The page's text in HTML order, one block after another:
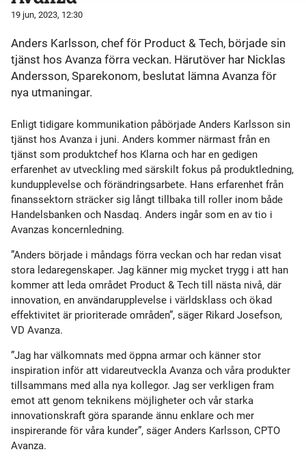
19 jun, 2023, 12:30
Anders Karlsson, chef för Product & Tech, började sin
tjänst hos Avanza förra veckan. Härutöver har Nicklas
Andersson, Sparekonom, beslutat lämna Avanza för
nya utmaningar.
Enligt tidigare kommunikation påbörjade Anders Karlsson sin
tjänst hos Avanza i juni. Anders kommer närmast från en
tjänst som produktchef hos Klarna och har en gedigen
erfarenhet av utveckling med särskilt fokus på produktledning,
kundupplevelse och förändringsarbete. Hans erfarenhet från
finanssektorn sträcker sig långt tillbaka till roller inom både
Handelsbanken och Nasdaq. Anders ingår som en av tio i
Avanzas koncernledning.
”Anders började i måndags förra veckan och har redan visat
stora ledaregenskaper. Jag känner mig mycket trygg i att han
kommer att leda området Product & Tech till nästa nivå, där
innovation, en användarupplevelse i världsklass och ökad
effektivitet är prioriterade områden”, säger Rikard Josefson,
VD Avanza.
”Jag har välkomnats med öppna armar och känner stor
inspiration inför att vidareutveckla Avanza och våra produkter
tillsammans med alla nya kollegor. Jag ser verkligen fram
emot att genom teknikens möjligheter och vår starka
innovationskraft göra sparande ännu enklare och mer
inspirerande för våra kunder”, säger Anders Karlsson, CPTO
Avanza.